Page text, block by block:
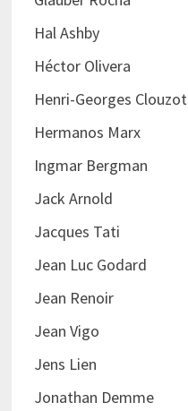
Hal Ashby
Héctor Olivera
Henri-Georges Clouzot
Hermanos Marx
Ingmar Bergman
Jack Arnold
Jacques Tati
Jean Luc Godard
Jean Renoir
Jean Vigo
Jens Lien
Jonathan Demme